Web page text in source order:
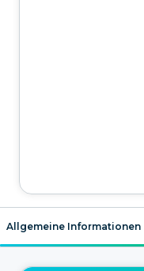
Allgemeine Informationen